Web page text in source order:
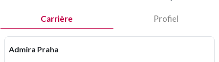
Carrière Profiel
Admira Praha